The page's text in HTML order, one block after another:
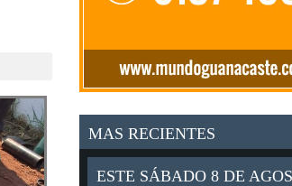
MAS RECIENTES
ESTE SÁBADO 8 DE